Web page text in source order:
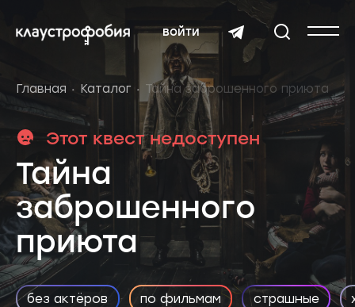
войти
Главная Каталог Тайна заброшенного приюта
Этот квест недоступен
Тайна
заброшенного
приюта
без актёров по фильмам страшные